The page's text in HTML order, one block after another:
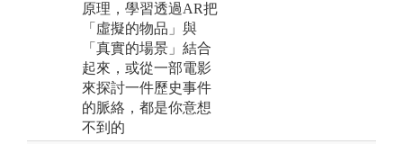
原理，學習透過AR把
「虛擬的物品」與
「真實的場景」結合
起來，或從一部電影
來探討一件歷史事件
的脈絡，都是你意想
不到的